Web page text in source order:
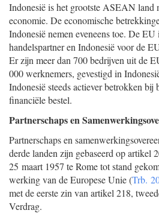
Indonesië is het grootste ASEAN land
economie. De economische
Indonesië nemen eveneens toe. De
handelspartner en Indonesië voor de
Er zijn meer dan 700 bedrijven uit de
000 werknemers, gevestigd in
Indonesië steeds actiever betrokken bij
financiële bestel.
Partnerschaps en
Partnerschaps en
derde landen zijn gebaseerd op artikel
25 maart 1957 te Rome tot stand
werking van de Europese Unie (Trb.
met de eerste zin van artikel 218,
Verdrag.